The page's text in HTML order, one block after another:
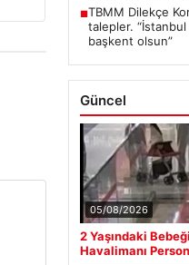
■TBMM Dilekçe
talepler. “İstanbul
başkent olsun”
Güncel
05/08/2026
2 Yaşındaki
Havalimanı